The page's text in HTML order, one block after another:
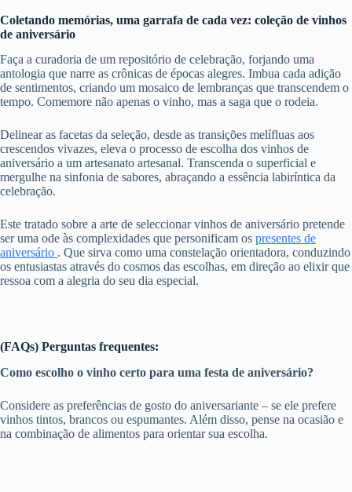
Coletando memórias, uma garrafa de cada vez: coleção de vinhos
de aniversário
Faça a curadoria de um repositório de celebração, forjando uma
antologia que narre as crônicas de épocas alegres. Imbua cada adição
de sentimentos, criando um mosaico de lembranças que transcendem o
tempo. Comemore não apenas o vinho, mas a saga que o rodeia.
Delinear as facetas da seleção, desde as transições melífluas aos
crescendos vivazes, eleva o processo de escolha dos vinhos de
aniversário a um artesanato artesanal. Transcenda o superficial e
mergulhe na sinfonia de sabores, abraçando a essência labiríntica da
celebração.
Este tratado sobre a arte de seleccionar vinhos de aniversário pretende
ser uma ode às complexidades que personificam os presentes de
aniversário . Que sirva como uma constelação orientadora, conduzindo
os entusiastas através do cosmos das escolhas, em direção ao elixir que
ressoa com a alegria do seu dia especial.
(FAQs) Perguntas frequentes:
Como escolho o vinho certo para uma festa de aniversário?
Considere as preferências de gosto do aniversariante – se ele prefere
vinhos tintos, brancos ou espumantes. Além disso, pense na ocasião e
na combinação de alimentos para orientar sua escolha.